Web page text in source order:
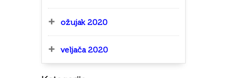
ožujak 2020
veljača 2020